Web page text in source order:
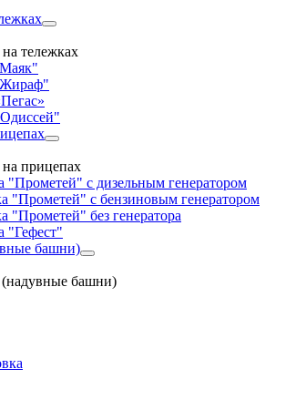
тележках
прицепах
"Прометей" с дизельным генератором
"Прометей" с бензиновым генератором
"Прометей" без генератора
"Гефест"
башни)
(надувные башни)